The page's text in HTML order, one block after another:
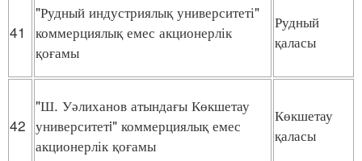
41
"Рудный индустриялық университеті"
коммерциялық емес акционерлік
қоғамы
Рудный
қаласы
42
"Ш. Уәлиханов атындағы Көкшетау
университетi" коммерциялық емес
акционерлік қоғамы
Көкшетау
қаласы